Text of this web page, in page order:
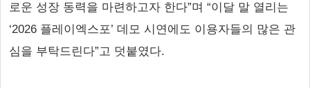
로운 성장 동력을 마련하고자 한다”며 “이달 말 열리는
‘2026 플레이엑스포’ 데모 시연에도 이용자들의 많은 관
심을 부탁드린다”고 덧붙였다.